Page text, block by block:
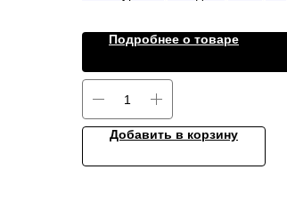
Подробнее о товаре
Добавить в корзину